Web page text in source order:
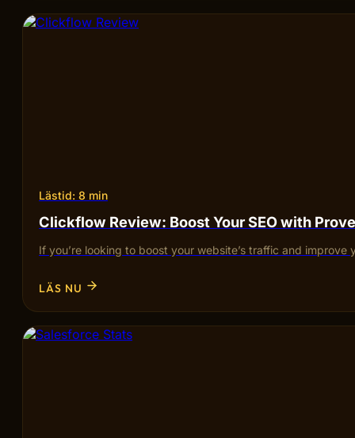
Lästid: 8 min
Clickflow Review: Boost Your SEO with
If you’re looking to boost your website’s traffic and
LÄS NU